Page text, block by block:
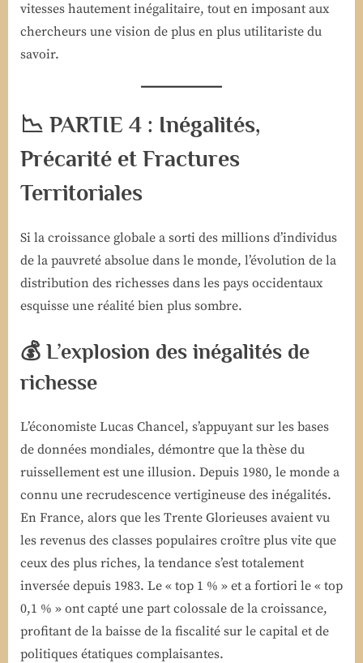
vitesses hautement inégalitaire, tout en imposant aux
chercheurs une vision de plus en plus utilitariste du
savoir.
📉 PARTIE 4 : Inégalités,
Précarité et Fractures
Territoriales
Si la croissance globale a sorti des millions d’individus
de la pauvreté absolue dans le monde, l’évolution de la
distribution des richesses dans les pays occidentaux
esquisse une réalité bien plus sombre.
💰 L’explosion des inégalités de
richesse
L’économiste Lucas Chancel, s’appuyant sur les bases
de données mondiales, démontre que la thèse du
ruissellement est une illusion. Depuis 1980, le monde a
connu une recrudescence vertigineuse des inégalités.
En France, alors que les Trente Glorieuses avaient vu
les revenus des classes populaires croître plus vite que
ceux des plus riches, la tendance s’est totalement
inversée depuis 1983. Le « top 1 % » et a fortiori le « top
0,1 % » ont capté une part colossale de la croissance,
profitant de la baisse de la fiscalité sur le capital et de
politiques étatiques complaisantes.